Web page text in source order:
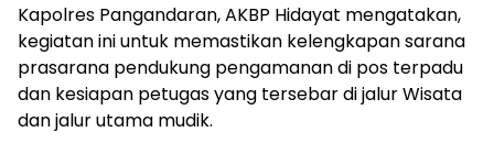
Kapolres Pangandaran, AKBP Hidayat mengatakan,
kegiatan ini untuk memastikan kelengkapan sarana
prasarana pendukung pengamanan di pos terpadu
dan kesiapan petugas yang tersebar di jalur Wisata
dan jalur utama mudik.